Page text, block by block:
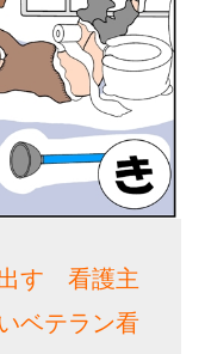
す 看護主
ベテラン看